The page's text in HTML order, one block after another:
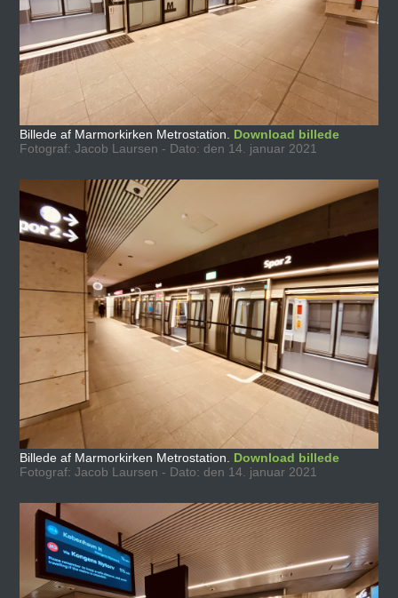
Billede af Marmorkirken Metrostation. Download billede
Fotograf: Jacob Laursen - Dato: den 14. januar 2021
Billede af Marmorkirken Metrostation. Download billede
Fotograf: Jacob Laursen - Dato: den 14. januar 2021